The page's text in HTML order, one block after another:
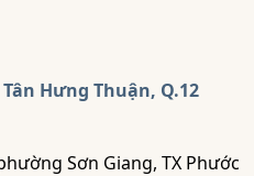
Hưng Thuận, Q.12
Sơn Giang, TX Phước